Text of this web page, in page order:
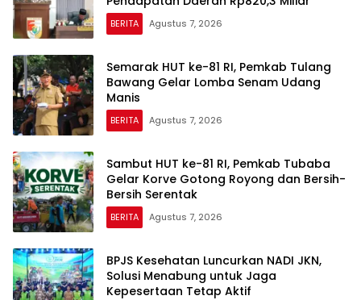
BERITA Agustus 7, 2026
Semarak HUT ke-81 RI, Pemkab Tulang
Bawang Gelar Lomba Senam Udang
Manis
BERITA Agustus 7, 2026
Sambut HUT ke-81 RI, Pemkab Tubaba
Gelar Korve Gotong Royong dan Bersih-
Bersih Serentak
BERITA Agustus 7, 2026
BPJS Kesehatan Luncurkan NADI JKN,
Solusi Menabung untuk Jaga
Kepesertaan Tetap Aktif